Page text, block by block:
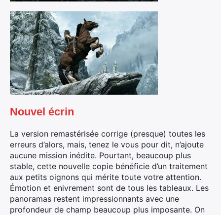
Nouvel écrin
La version remastérisée corrige (presque) toutes les
erreurs d’alors, mais, tenez le vous pour dit, n’ajoute
aucune mission inédite. Pourtant, beaucoup plus
stable, cette nouvelle copie bénéficie d’un traitement
aux petits oignons qui mérite toute votre attention.
Émotion et enivrement sont de tous les tableaux. Les
panoramas restent impressionnants avec une
profondeur de champ beaucoup plus imposante. On
×